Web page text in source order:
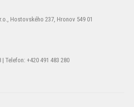
Hostovského 237, Hronov 549 01
Telefon: +420 491 483 280